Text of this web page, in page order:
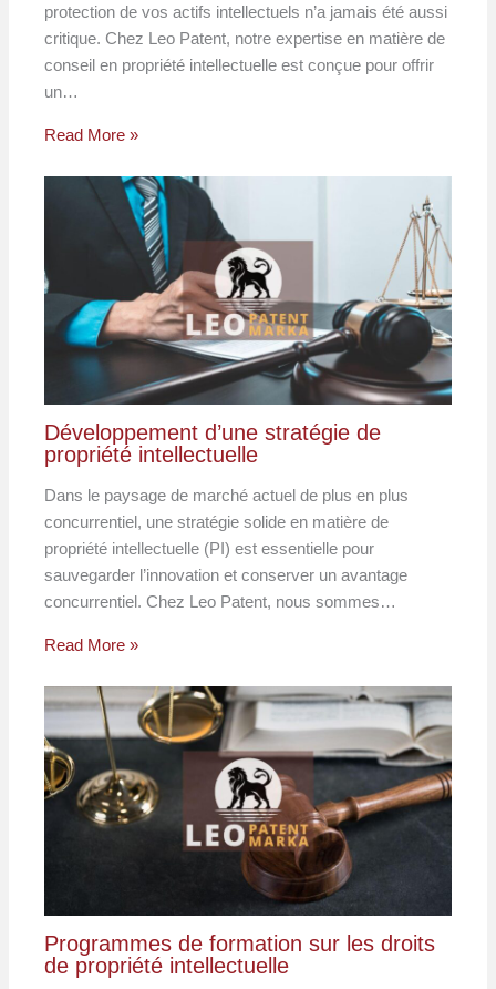
protection de vos actifs intellectuels n’a jamais été aussi
critique. Chez Leo Patent, notre expertise en matière de
conseil en propriété intellectuelle est conçue pour offrir
un…
Read More »
Développement d’une stratégie de
propriété intellectuelle
Dans le paysage de marché actuel de plus en plus
concurrentiel, une stratégie solide en matière de
propriété intellectuelle (PI) est essentielle pour
sauvegarder l’innovation et conserver un avantage
concurrentiel. Chez Leo Patent, nous sommes…
Read More »
Programmes de formation sur les droits
de propriété intellectuelle